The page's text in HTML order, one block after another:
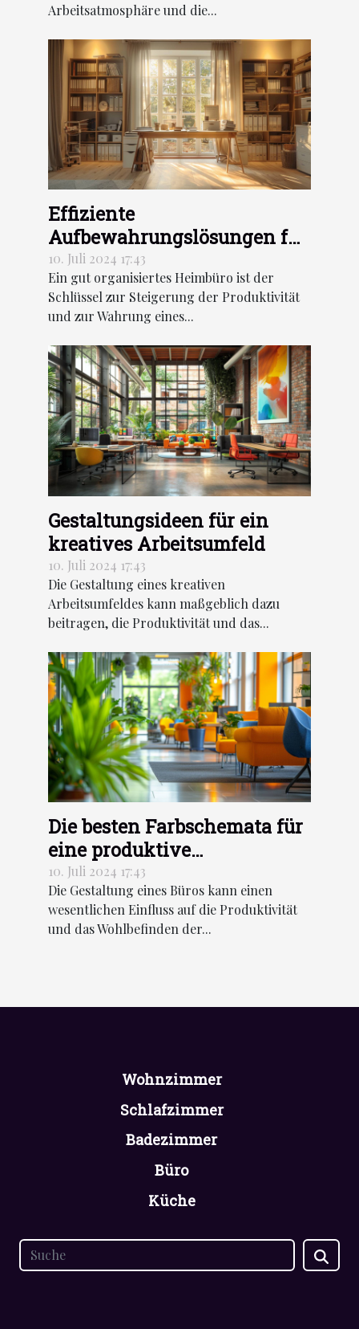
Arbeitsatmosphäre und die...
Effiziente
Aufbewahrungslösungen für
Ihr Heimbüro
10. Juli 2024 17:43
Ein gut organisiertes Heimbüro ist der
Schlüssel zur Steigerung der Produktivität
und zur Wahrung eines...
Gestaltungsideen für ein
kreatives Arbeitsumfeld
10. Juli 2024 17:43
Die Gestaltung eines kreativen
Arbeitsumfeldes kann maßgeblich dazu
beitragen, die Produktivität und das...
Die besten Farbschemata für
eine produktive
Büroatmosphäre
10. Juli 2024 17:43
Die Gestaltung eines Büros kann einen
wesentlichen Einfluss auf die Produktivität
und das Wohlbefinden der...
Wohnzimmer
Schlafzimmer
Badezimmer
Büro
Küche